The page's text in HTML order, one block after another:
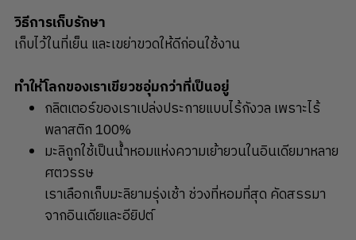
วิธีการเก็บรักษา
เก็บไว้ในที่เย็น และเขย่าขวดให้ดีก่อนใช้งาน
ทำให้โลกของเราเขียวชอุ่มกว่าที่เป็นอยู่
กลิตเตอร์ของเราเปล่งประกายแบบไร้กังวล เพราะไร้
พลาสติก 100%
มะลิถูกใช้เป็นน้ำหอมแห่งความเย้ายวนในอินเดียมาหลาย
ศตวรรษ
เราเลือกเก็บมะลิยามรุ่งเช้า ช่วงที่หอมที่สุด คัดสรรมา
จากอินเดียและอียิปต์